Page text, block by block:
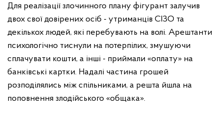
Для реалізації злочинного плану фігурант залучив
двох свої довірених осіб - утриманців СІЗО та
декількох людей, які перебувають на волі. Арештанти
психологічно тиснули на потерпілих, змушуючи
сплачувати кошти, а інші - приймали «оплату» на
банківські картки. Надалі частина грошей
розподілялись між спільниками, а решта йшла на
поповнення злодійського «общака».